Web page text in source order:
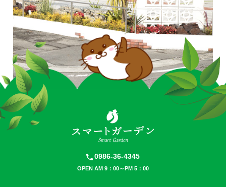
0986-36-4345
OPEN AM 9：00～PM 5：00